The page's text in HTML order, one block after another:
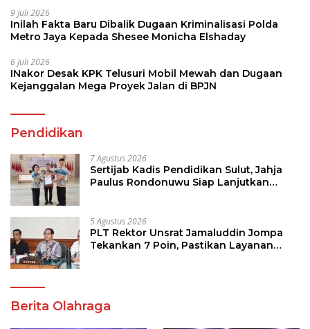
9 Juli 2026
Inilah Fakta Baru Dibalik Dugaan Kriminalisasi Polda
Metro Jaya Kepada Shesee Monicha Elshaday
6 Juli 2026
INakor Desak KPK Telusuri Mobil Mewah dan Dugaan
Kejanggalan Mega Proyek Jalan di BPJN
Pendidikan
7 Agustus 2026
Sertijab Kadis Pendidikan Sulut, Jahja
Paulus Rondonuwu Siap Lanjutkan
5 Agustus 2026
PLT Rektor Unsrat Jamaluddin Jompa
Tekankan 7 Poin, Pastikan Layanan
Berita Olahraga